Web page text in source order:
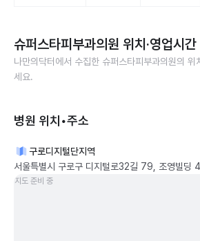
슈퍼스타피부과의원 위치·영업시간
나만의닥터에서 수집한 슈퍼스타피부과의원의 위
세요.
병원 위치•주소
구로디지털단지역
서울특별시 구로구 디지털로32길 79, 조영빌딩
지도 준비 중